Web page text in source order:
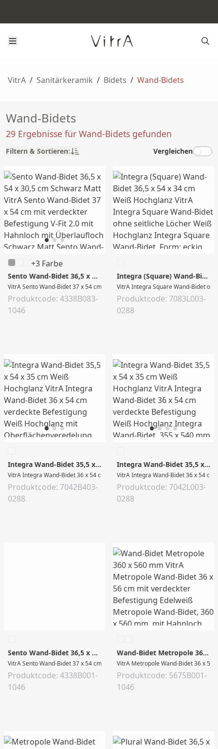
VitrA / Sanitärkeramik / Bidets / Wand-Bidets
Wand-Bidets
29 Ergebnisse für Wand-Bidets gefunden
Filtern & Sortieren: Vergleichen
+3 Farbe
Sento Wand-Bidet 36,5 x 54 x 30,5 cm Schwarz Matt
VitrA Sento Wand-Bidet 37 x 54 cm mit verdeckter Befestigung V-Fit 2.0 mit
Produktcode: 4338B083-
1046
Integra (Square) Wand-Bidet 36,5 x 54 x 34 cm Weiß Hochglanz
VitrA Integra Square Wand-Bidet
Produktcode: 7083L003-
0288
Integra Wand-Bidet 35,5 x 54 x 35 cm Weiß Hochglanz
VitrA Integra Wand-Bidet 36 x 54 cm verdeckte Befestigung Weiß
Produktcode: 7042B403-
0288
Integra Wand-Bidet 35,5 x 54 x 35 cm Weiß Hochglanz
VitrA Integra Wand-Bidet 36 x 54
Produktcode: 7042L003-
0288
Sento Wand-Bidet 36,5 x 54 x 30,5 cm Edelweiß
VitrA Sento Wand-Bidet 37 x 54 cm mit verdeckter Befestigung V-Fit 2.0 mit
Produktcode: 4338B001-
1046
Wand-Bidet Metropole 360 x 560 mm
VitrA Metropole Wand-Bidet 36 x 56
Produktcode: 5675B001-
1046